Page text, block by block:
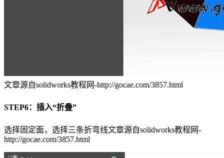
文章源自solidworks教程网-http://gocae.com/3857.html
STEP6：插入“折叠”
选择固定面，选择三条折弯线文章源自solidworks教程网-
http://gocae.com/3857.html